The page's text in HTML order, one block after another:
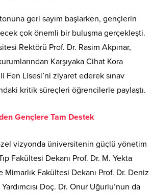
geri sayım başlarken, gençlerin
çok önemli bir buluşma gerçekleşti.
Rektörü Prof. Dr. Rasim Akpınar,
Karşıyaka Cihat Kora
Fen Lisesi’ni ziyaret ederek sınav
kritik süreçleri öğrencilerle paylaştı.
Gençlere Tam Destek
vizyonda üniversitenin güçlü yönetim
Fakültesi Dekanı Prof. Dr. M. Yekta
Fakültesi Dekanı Prof. Dr. Deniz
Doç. Dr. Onur Uğurlu’nun da